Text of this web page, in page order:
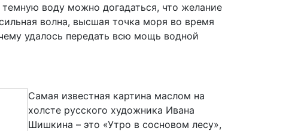
воду можно догадаться, что желание
волна, высшая точка моря во время
удалось передать всю мощь водной
Самая известная картина маслом на
холсте русского художника Ивана
Шишкина – это «Утро в сосновом лесу»,